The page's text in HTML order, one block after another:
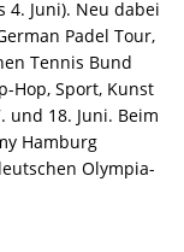
4. Juni). Neu dabei
Padel Tour,
Tennis Bund
Hop, Sport, Kunst
und 18. Juni. Beim
Hamburg
Olympia-